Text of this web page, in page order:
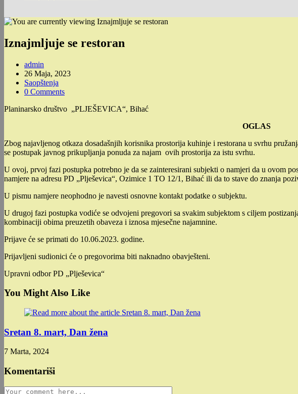
Iznajmljuje se restoran
Post
author:
admin
Post
published:
26 Maja, 2023
Post
category:
Saopštenja
Post
0 Comments
Planinarsko društvo „PLJEŠEVICA“, Bihać
OGLAS
Zbog najavljenog otkaza dosadašnjih korisnika prostorija kuhinje i restorana u svrhu
se postupak javnog prikupljanja ponuda za najam ovih prostorija za istu svrhu.
U ovoj, prvoj fazi postupka potrebno je da se zainteresirani subjekti o namjeri da u ovom
namjere na adresu PD „Plješevica“, Ozimice 1 TO 12/1, Bihać ili da to stave do znanja
U pismu namjere neophodno je navesti osnovne kontakt podatke o subjektu.
U drugoj fazi postupka vodiće se odvojeni pregovori sa svakim subjektom s ciljem
kombinaciji obima preuzetih obaveza i iznosa mjesečne najamnine.
Prijave će se primati do 10.06.2023. godine.
Prijavljeni sudionici će o pregovorima biti naknadno obavješteni.
Upravni odbor PD „Plješevica“
You Might Also Like
Sretan 8. mart, Dan žena
7 Marta, 2024
Komentariši
Comment